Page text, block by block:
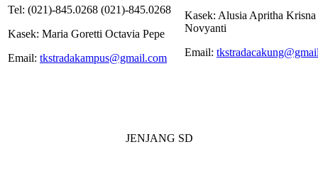
Tel: (021)-845.0268 (021)-845.0268
Kasek: Maria Goretti Octavia Pepe
Email: tkstradakampus@gmail.com
Kasek: Alusia Apritha Krisna
Novyanti
Email:
JENJANG SD